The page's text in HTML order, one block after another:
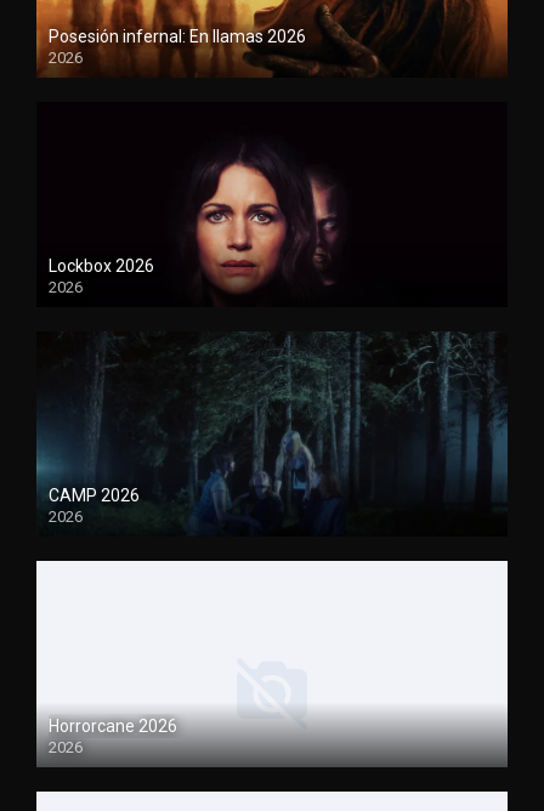
Posesión infernal: En llamas 2026
2026
1080P
Lockbox 2026
2026
1080P
CAMP 2026
2026
1080P
Horrorcane 2026
2026
1080P